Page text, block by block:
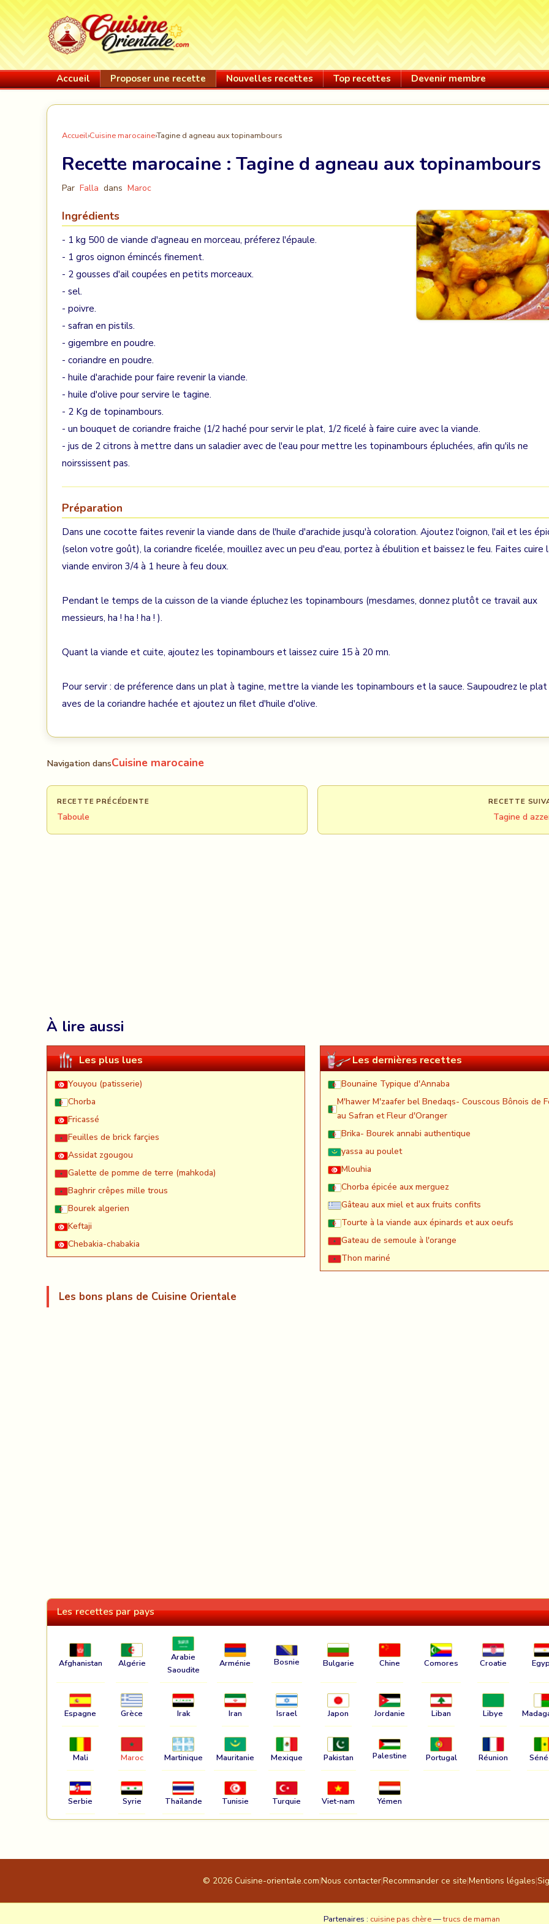
Accueil Proposer une recette Nouvelles recettes Top recettes Devenir membre
Accueil›Cuisine marocaine›Tagine d agneau aux topinambours
Recette marocaine : Tagine d agneau aux topinambours
Par Falla dans Maroc
Ingrédients
- 1 kg 500 de viande d'agneau en morceau, préferez l'épaule.
- 1 gros oignon émincés finement.
- 2 gousses d'ail coupées en petits morceaux.
- sel.
- poivre.
- safran en pistils.
- gigembre en poudre.
- coriandre en poudre.
- huile d'arachide pour faire revenir la viande.
- huile d'olive pour servire le tagine.
- 2 Kg de topinambours.
- un bouquet de coriandre fraiche (1/2 haché pour servir le plat, 1/2 ficelé à faire cuire avec la viande.
- jus de 2 citrons à mettre dans un saladier avec de l'eau pour mettre les topinambours épluchées, afin qu'ils ne
noirssissent pas.
Préparation
Dans une cocotte faites revenir la viande dans de l'huile d'arachide jusqu'à coloration. Ajoutez l'oignon, l'ail et les
(selon votre goût), la coriandre ficelée, mouillez avec un peu d'eau, portez à ébulition et baissez le feu. Faites cuire
viande environ 3/4 à 1 heure à feu doux.
Pendant le temps de la cuisson de la viande épluchez les topinambours (mesdames, donnez plutôt ce travail aux
messieurs, ha ! ha ! ha ! ).
Quant la viande et cuite, ajoutez les topinambours et laissez cuire 15 à 20 mn.
Pour servir : de préference dans un plat à tagine, mettre la viande les topinambours et la sauce. Saupoudrez le plat
aves de la coriandre hachée et ajoutez un filet d'huile d'olive.
Navigation dansCuisine marocaine
RECETTE PRÉCÉDENTE
Taboule
RECETTE
Tagine d
À lire aussi
Les plus lues
Youyou (patisserie)
Chorba
Fricassé
Feuilles de brick farçies
Assidat zgougou
Galette de pomme de terre (mahkoda)
Baghrir crêpes mille trous
Bourek algerien
Keftaji
Chebakia-chabakia
Les dernières recettes
Bounaïne Typique d'Annaba
M'hawer M'zaafer bel Bnedaqs- Couscous Bônois de
au Safran et Fleur d'Oranger
Brika- Bourek annabi authentique
yassa au poulet
Mlouhia
Chorba épicée aux merguez
Gâteau aux miel et aux fruits confits
Tourte à la viande aux épinards et aux oeufs
Gateau de semoule à l'orange
Thon mariné
Les bons plans de Cuisine Orientale
Les recettes par pays
Afghanistan Algérie
Arabie
Saoudite
Arménie Bosnie Bulgarie Chine Comores Croatie
Espagne Grèce Irak Iran Israel Japon Jordanie Liban Libye
Mali Maroc Martinique Mauritanie Mexique Pakistan Palestine Portugal Réunion
Serbie Syrie Thaïlande Tunisie Turquie Viet-nam Yémen
© 2026 Cuisine-orientale.com|Nous contacter|Recommander ce site|Mentions légales|
Partenaires : cuisine pas chère—trucs de maman